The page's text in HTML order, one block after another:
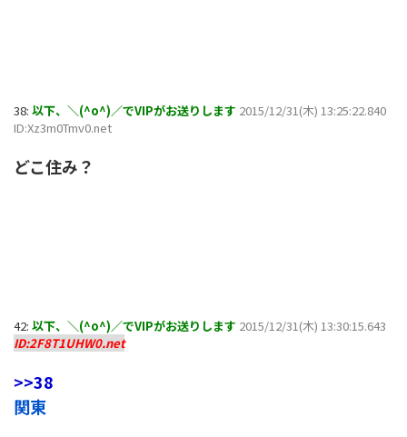
38: 以下、＼(^o^)／でVIPがお送りします 2015/12/31(木) 13:25:22.840
ID:Xz3m0Tmv0.net
どこ住み？
42: 以下、＼(^o^)／でVIPがお送りします 2015/12/31(木) 13:30:15.643
ID:2F8T1UHW0.net
>>38
関東